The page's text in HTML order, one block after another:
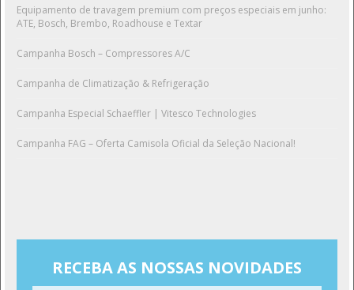
Equipamento de travagem premium com preços especiais em junho:
ATE, Bosch, Brembo, Roadhouse e Textar
Campanha Bosch – Compressores A/C
Campanha de Climatização & Refrigeração
Campanha Especial Schaeffler | Vitesco Technologies
Campanha FAG – Oferta Camisola Oficial da Seleção Nacional!
RECEBA AS NOSSAS NOVIDADES